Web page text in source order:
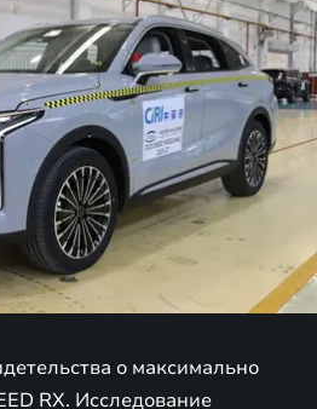
о максимально
RX. Исследование